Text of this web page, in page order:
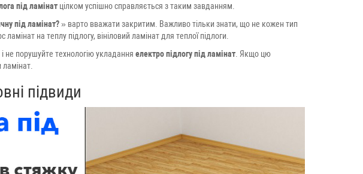
під ламінатцілком успішно справляється з таким завданням.
під ламінат?» варто вважати закритим. Важливо тільки знати, що не кожен тип
на теплу підлогу, вініловий ламінат для теплої підлоги.
не порушуйте технологію укладання електро підлогу під ламінат. Якщо цю
підвиди